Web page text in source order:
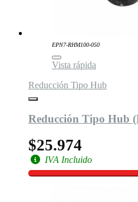
EPN7-RHM100-050
Vista rápida
Reducción Tipo Hub
Reducción Tipo Hub
$25.974
IVA Incluido